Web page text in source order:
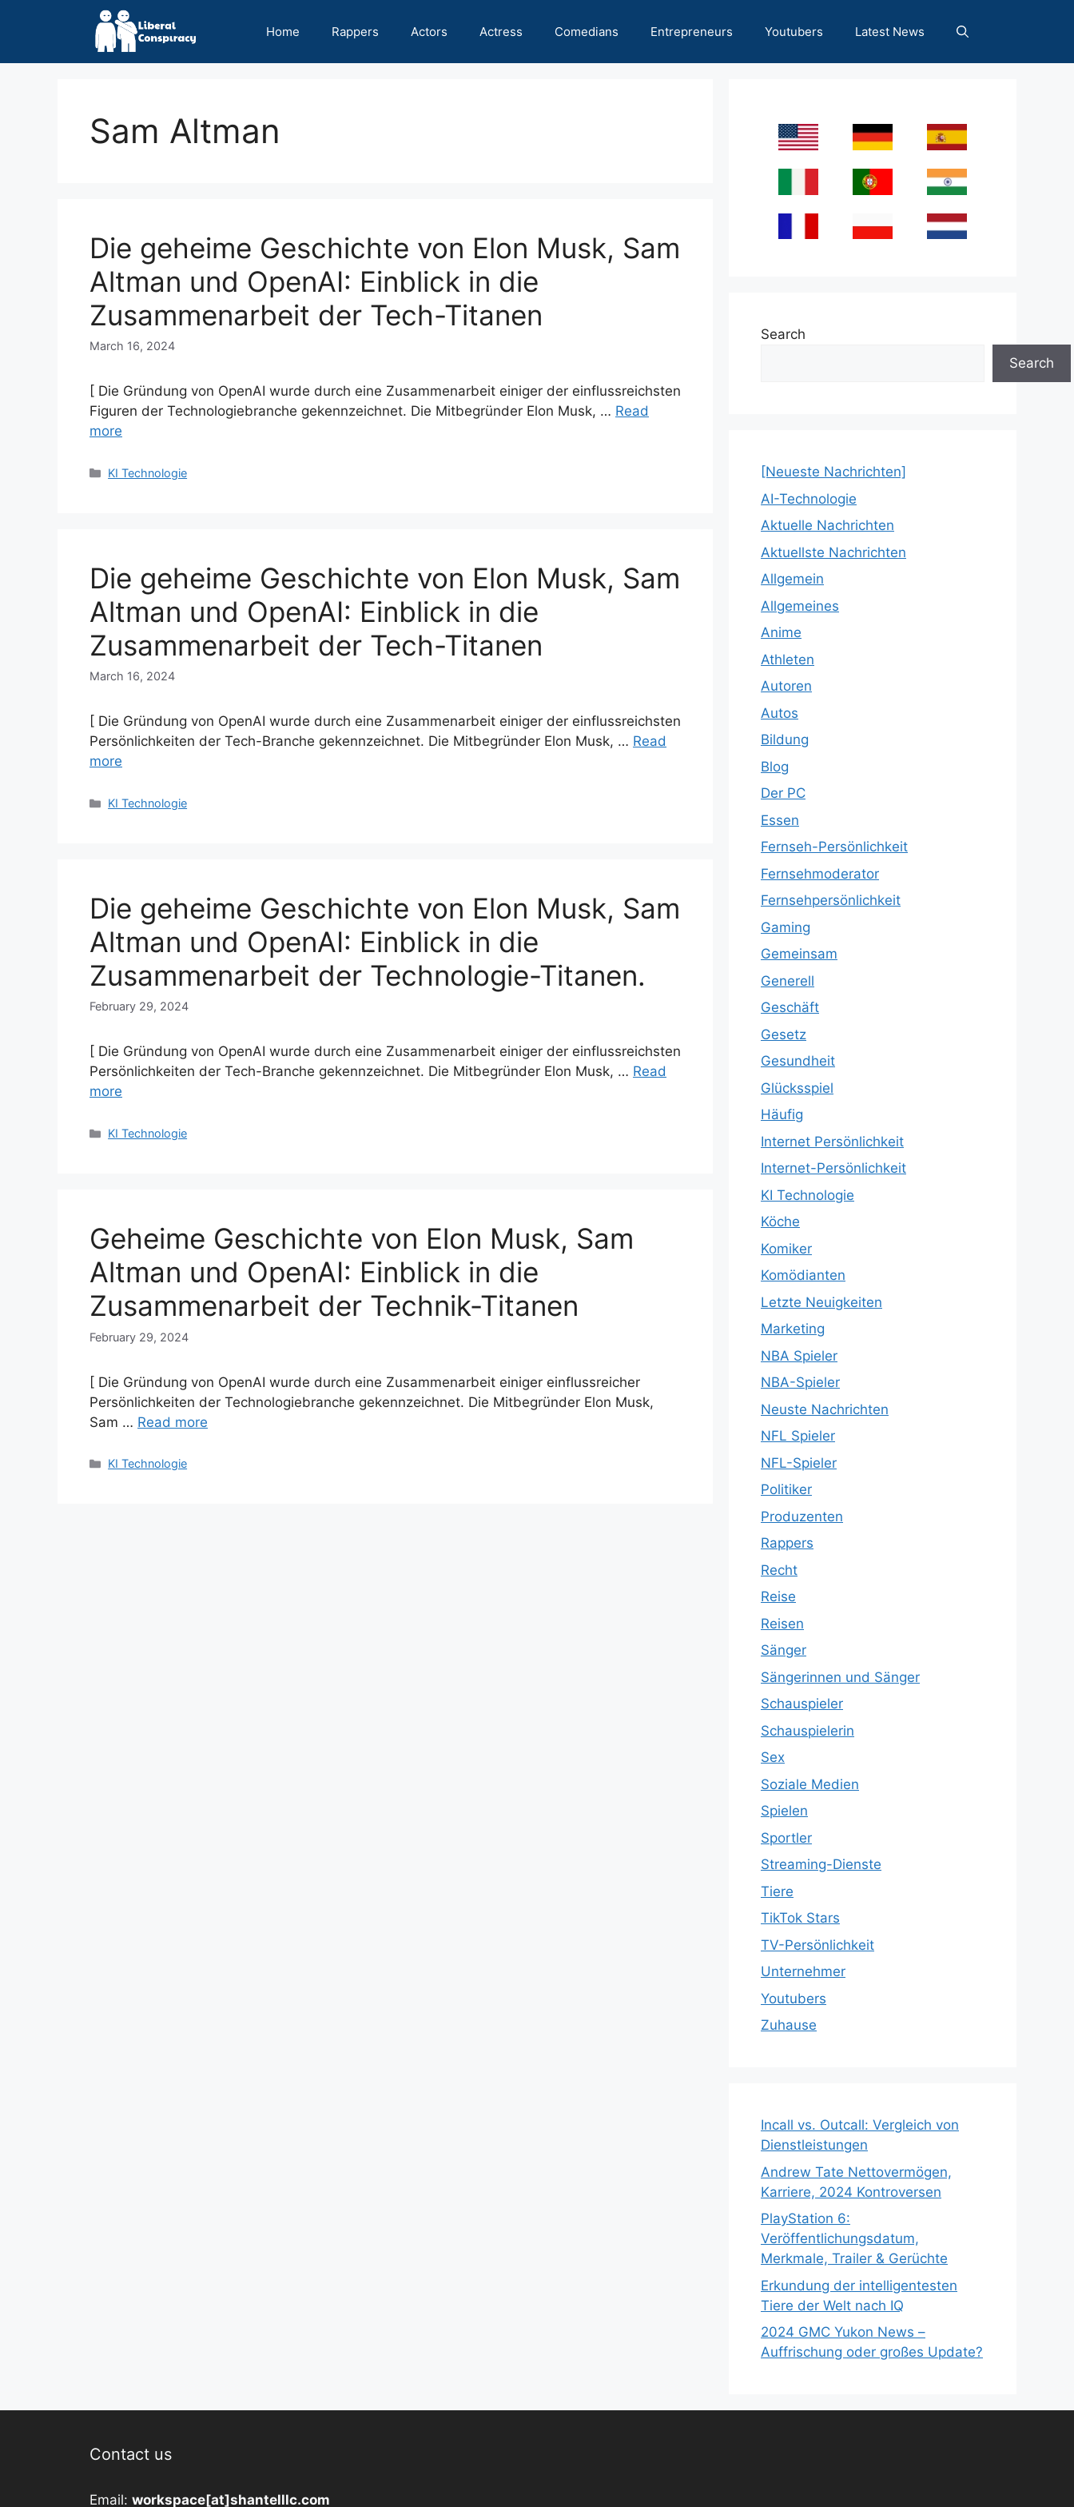
Home Rappers Actors Actress Comedians Entrepreneurs Youtubers Latest News
Sam Altman
Die geheime Geschichte von Elon Musk, Sam
Altman und OpenAI: Einblick in die
Zusammenarbeit der Tech-Titanen
March 16, 2024
[ Die Gründung von OpenAI wurde durch eine Zusammenarbeit einiger der einflussreichsten
Figuren der Technologiebranche gekennzeichnet. Die Mitbegründer Elon Musk, … Read
more
Categories
KI Technologie
Die geheime Geschichte von Elon Musk, Sam
Altman und OpenAI: Einblick in die
Zusammenarbeit der Tech-Titanen
March 16, 2024
[ Die Gründung von OpenAI wurde durch eine Zusammenarbeit einiger der einflussreichsten
Persönlichkeiten der Tech-Branche gekennzeichnet. Die Mitbegründer Elon Musk, … Read
more
Categories
KI Technologie
Die geheime Geschichte von Elon Musk, Sam
Altman und OpenAI: Einblick in die
Zusammenarbeit der Technologie-Titanen.
February 29, 2024
[ Die Gründung von OpenAI wurde durch eine Zusammenarbeit einiger der einflussreichsten
Persönlichkeiten der Tech-Branche gekennzeichnet. Die Mitbegründer Elon Musk, … Read
more
Categories
KI Technologie
Geheime Geschichte von Elon Musk, Sam
Altman und OpenAI: Einblick in die
Zusammenarbeit der Technik-Titanen
February 29, 2024
[ Die Gründung von OpenAI wurde durch eine Zusammenarbeit einiger einflussreicher
Persönlichkeiten der Technologiebranche gekennzeichnet. Die Mitbegründer Elon Musk,
Sam … Read more
Categories
KI Technologie
Search
Search
[Neueste Nachrichten]
AI-Technologie
Aktuelle Nachrichten
Aktuellste Nachrichten
Allgemein
Allgemeines
Anime
Athleten
Autoren
Autos
Bildung
Blog
Der PC
Essen
Fernseh-Persönlichkeit
Fernsehmoderator
Fernsehpersönlichkeit
Gaming
Gemeinsam
Generell
Geschäft
Gesetz
Gesundheit
Glücksspiel
Häufig
Internet Persönlichkeit
Internet-Persönlichkeit
KI Technologie
Köche
Komiker
Komödianten
Letzte Neuigkeiten
Marketing
NBA Spieler
NBA-Spieler
Neuste Nachrichten
NFL Spieler
NFL-Spieler
Politiker
Produzenten
Rappers
Recht
Reise
Reisen
Sänger
Sängerinnen und Sänger
Schauspieler
Schauspielerin
Sex
Soziale Medien
Spielen
Sportler
Streaming-Dienste
Tiere
TikTok Stars
TV-Persönlichkeit
Unternehmer
Youtubers
Zuhause
Incall vs. Outcall: Vergleich von
Dienstleistungen
Andrew Tate Nettovermögen,
Karriere, 2024 Kontroversen
PlayStation 6:
Veröffentlichungsdatum,
Merkmale, Trailer & Gerüchte
Erkundung der intelligentesten
Tiere der Welt nach IQ
2024 GMC Yukon News –
Auffrischung oder großes Update?
Contact us
Email: workspace[at]shantelllc.com